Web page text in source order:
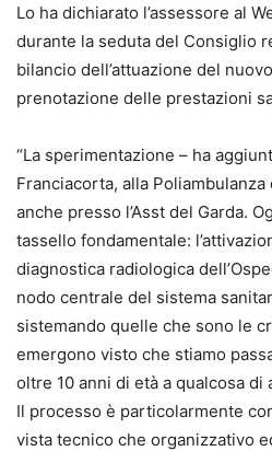
Lo ha dichiarato l’assessore al
durante la seduta del Consiglio
bilancio dell’attuazione del
prenotazione delle prestazioni
“La sperimentazione – ha
Franciacorta, alla Poliambulanza
anche presso l’Asst del Garda.
tassello fondamentale:
diagnostica radiologica
nodo centrale del sistema
sistemando quelle che sono le
emergono visto che stiamo
oltre 10 anni di età a qualcosa
Il processo è particolarmente
vista tecnico che organizzativo